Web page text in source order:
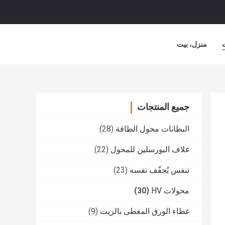
منزل، بيت
جميع المنتجات
البطانات محول الطاقة (28)
غلاف البورسلين للمحول (22)
تنفس يُجفّف نفسه (23)
محولات HV (30)
غطاء الورق المغطى بالزيت (9)